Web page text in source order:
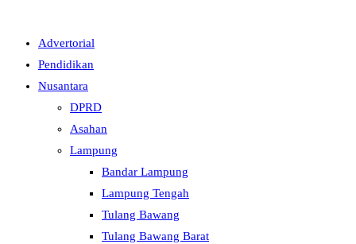
Advertorial
Pendidikan
Nusantara
DPRD
Asahan
Lampung
Bandar Lampung
Lampung Tengah
Tulang Bawang
Tulang Bawang Barat